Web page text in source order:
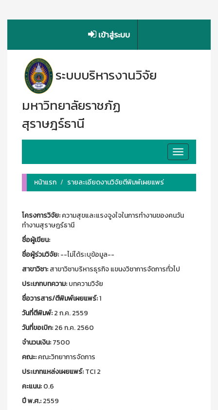
เข้าสู่ระบบ
ระบบบริหารงานวิจัย
มหาวิทยาลัยราชภัฏ
สุราษฎร์ธานี
Toggle
navigation
หน้าแรก
รายละเอียดงานวิจัยตีพิมพ์เผยแพร่
โครงการวิจัย:ความสุขและแรงจูงใจในการทำงานของคนวัน
ทำงานสุราษฎร์ธานี
ชื่อผู้เขียน:
ชื่อผู้ร่วมวิจัย:--ไม่ได้ระบุข้อมูล--
สาขาวิชา:สาขาวิชาบริหารธุรกิจ แขนงวิชาการจัดการทั่วไป
ประเภทบทความ:บทความวิจัย
ชื่อวารสาร/ตีพิมพ์เผยแพร์:1
วันที่ตีพิมพ์:2 ก.ค. 2559
วันที่ขอเบิก:26 ก.ค. 2560
จำนวนเงิน:7500
คณะ:คณะวิทยาการจัดการ
ประเภทแหล่งเผยแพร์:TCI 2
คะแนน:0.6
ปี พ.ศ.:2559